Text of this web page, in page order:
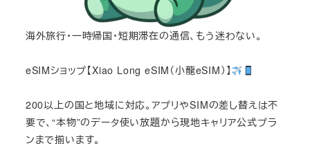
海外旅行・一時帰国・短期滞在の通信、もう迷わない。
eSIMショップ【Xiao Long eSIM（小龍eSIM）】
200以上の国と地域に対応。アプリやSIMの差し替えは不
要で、“本物”のデータ使い放題から現地キャリア公式プラ
ンまで揃います。